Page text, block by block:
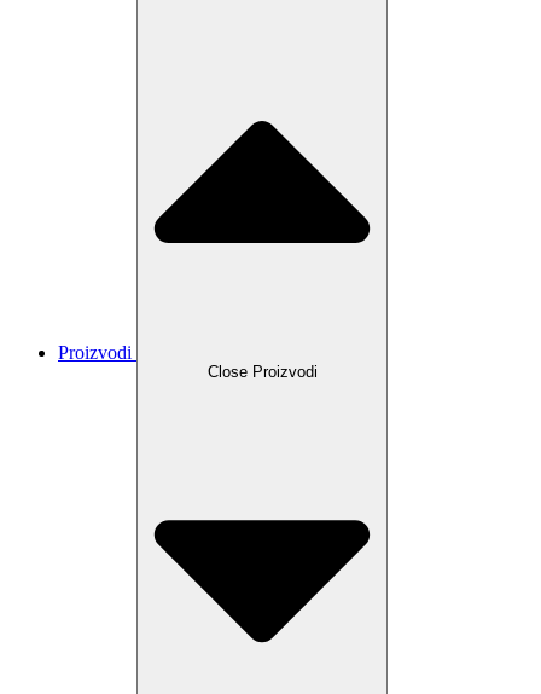
Proizvodi
Close Proizvodi